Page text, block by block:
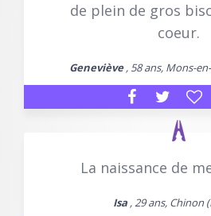
de plein de gros
coeur.
Geneviève, 58 ans, Mons-
La naissance de
Isa, 29 ans, Chinon